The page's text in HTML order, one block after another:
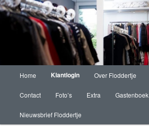
Floddertje Fashion
Skip
to
primary
Home Klantlogin Over Floddertje
Contact Foto’s Extra Gastenboek
Nieuwsbrief Floddertje